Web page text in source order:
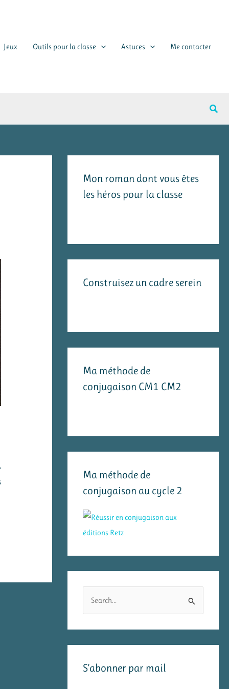
Jeux Outils pour la classe Astuces Me contacter
Mon roman dont vous êtes
les héros pour la classe
Construisez un cadre serein
Ma méthode de
conjugaison CM1 CM2
Ma méthode de
conjugaison au cycle 2
rS’abonner par mail